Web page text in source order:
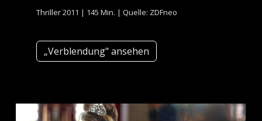
Thriller 2011 | 145 Min. | Quelle: ZDFneo
„Verblendung" ansehen